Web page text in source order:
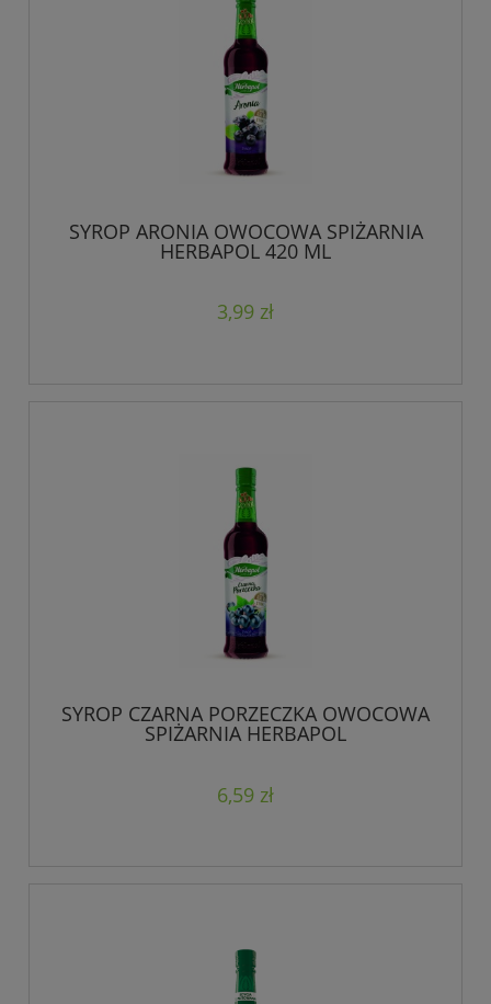
SYROP ARONIA OWOCOWA SPIŻARNIA
HERBAPOL 420 ML
3,99 zł
SYROP CZARNA PORZECZKA OWOCOWA
SPIŻARNIA HERBAPOL
6,59 zł